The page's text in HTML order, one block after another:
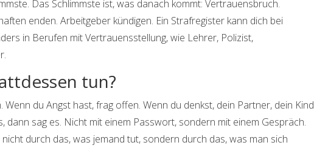
Das Schlimmste ist, was danach kommt: Vertrauensbruch.
enden. Arbeitgeber kündigen. Ein Strafregister kann dich bei
in Berufen mit Vertrauensstellung, wie Lehrer, Polizist,
tun?
du Angst hast, frag offen. Wenn du denkst, dein Partner, dein Kind
dann sag es. Nicht mit einem Passwort, sondern mit einem Gespräch.
durch das, was jemand tut, sondern durch das, was man sich